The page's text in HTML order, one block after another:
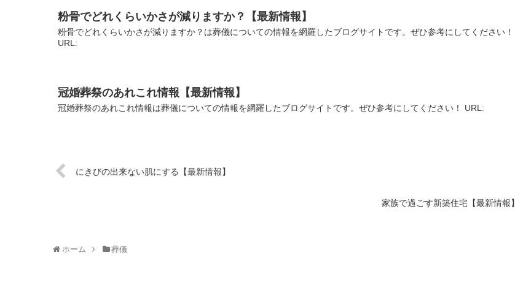
粉骨でどれくらいかさが減りますか？【最新情報】
粉骨でどれくらいかさが減りますか？は葬儀についての情報を網羅したブログサイトです。ぜひ参考にしてください！
URL:
冠婚葬祭のあれこれ情報【最新情報】
冠婚葬祭のあれこれ情報は葬儀についての情報を網羅したブログサイトです。ぜひ参考にしてください！ URL:
にきびの出来ない肌にする【最新情報】
家族で過ごす新築住宅【最新情報】
ホーム 葬儀